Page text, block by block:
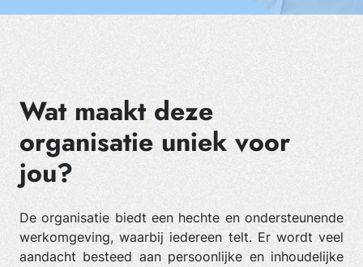
Wat maakt deze
organisatie uniek voor
jou?
De organisatie biedt een hechte en ondersteunende
werkomgeving, waarbij iedereen telt. Er wordt veel
aandacht besteed aan persoonlijke en inhoudelijke